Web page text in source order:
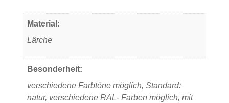
Material:
Lärche
Besonderheit:
verschiedene Farbtöne möglich, Standard:
natur, verschiedene RAL- Farben möglich, mit